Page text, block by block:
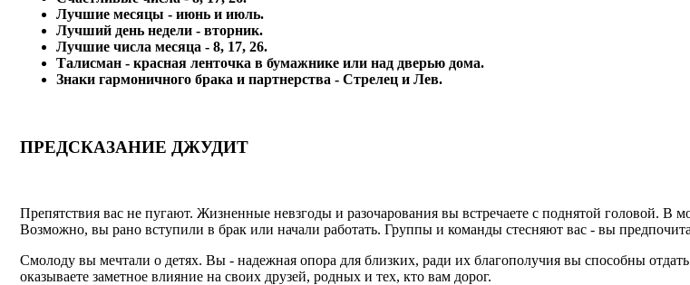
Лучшие месяцы - июнь и июль.
Лучший день недели - вторник.
Лучшие числа месяца - 8, 17, 26.
Талисман - красная ленточка в бумажнике или над дверью дома.
Знаки гармоничного брака и партнерства - Стрелец и Лев.
ПРЕДСКАЗАНИЕ ДЖУДИТ
Препятствия вас не пугают. Жизненные невзгоды и разочарования вы встречаете с поднятой головой.
Возможно, вы рано вступили в брак или начали работать. Группы и команды стесняют вас - вы
Смолоду вы мечтали о детях. Вы - надежная опора для близких, ради их благополучия вы способны
оказываете заметное влияние на своих друзей, родных и тех, кто вам дорог.